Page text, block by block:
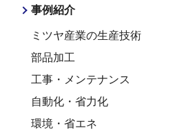
事例紹介
ミツヤ産業の生産技術
部品加工
工事・メンテナンス
自動化・省力化
環境・省エネ